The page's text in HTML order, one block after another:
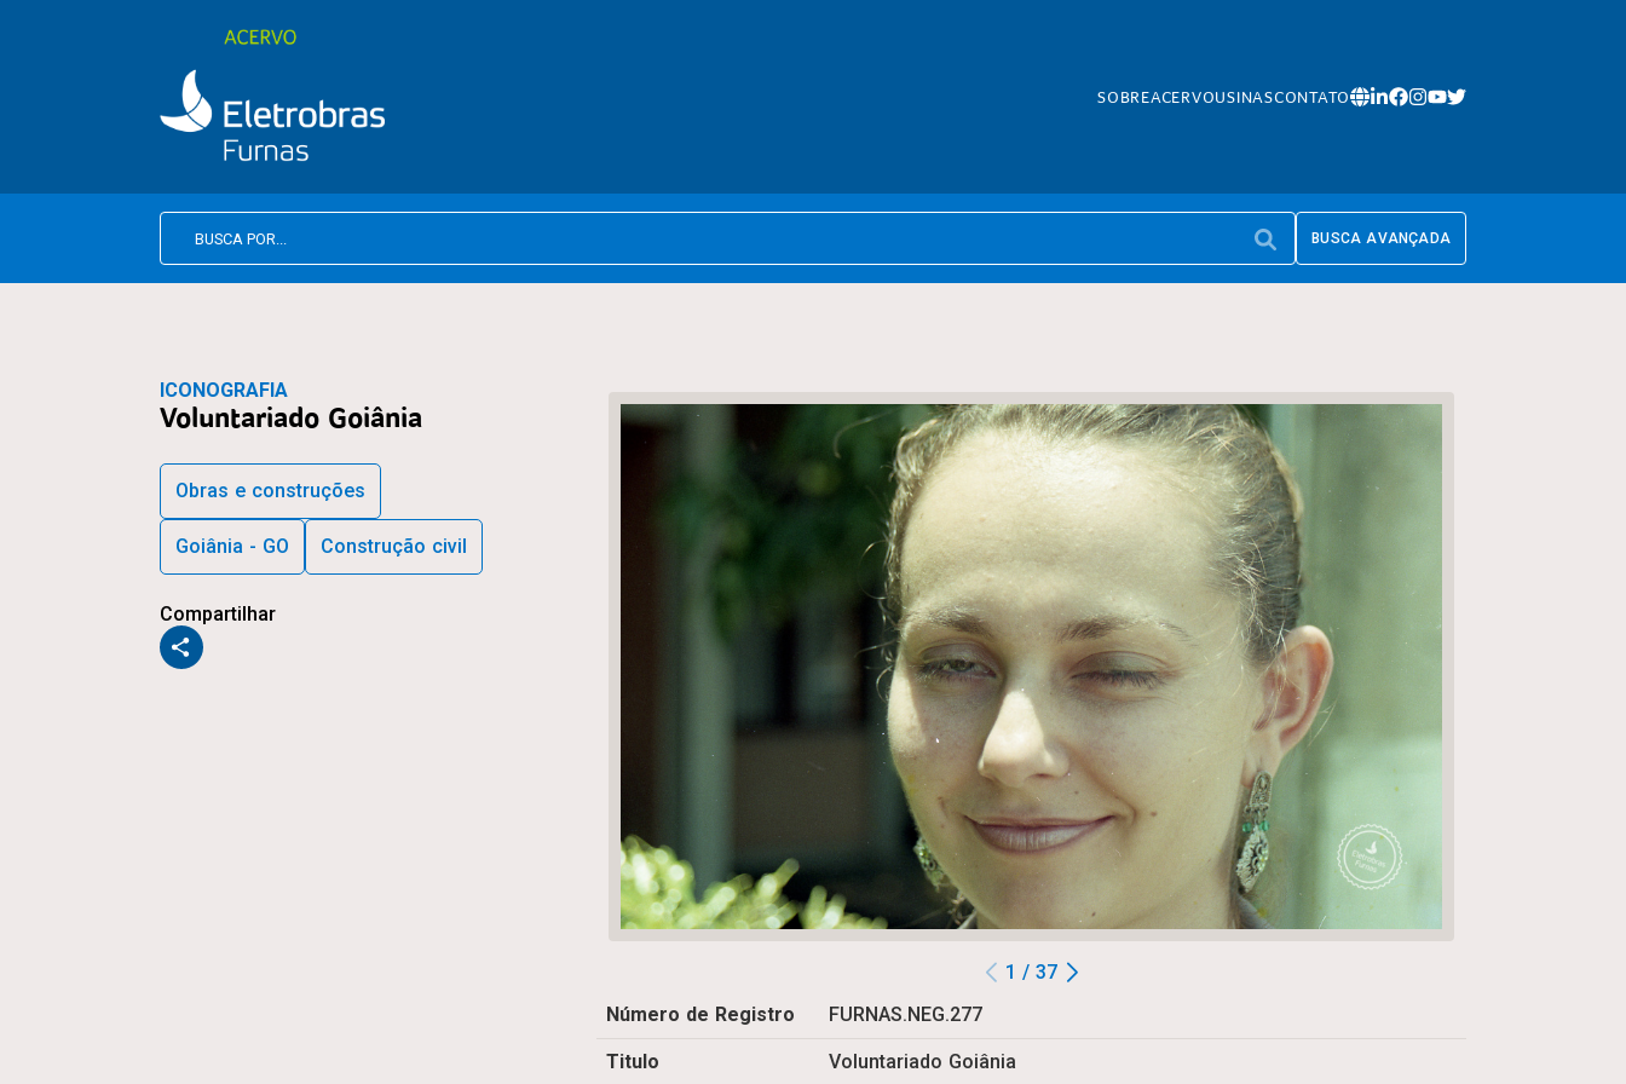
SOBREACERVOUSINASCONTATO
BUSCA AVANÇADA
ICONOGRAFIA
Voluntariado Goiânia
Obras e construções
Goiânia - GO Construção civil
Compartilhar
1 / 37
Número de Registro
FURNAS.NEG.277
Titulo Voluntariado Goiânia